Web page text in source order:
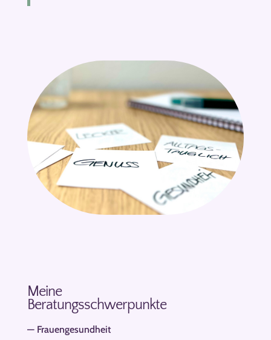
Meine
Beratungsschwerpunkte
— Frauengesundheit